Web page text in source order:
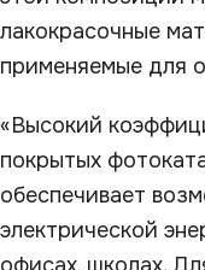
лакокрасочные
применяемые для
«Высокий
покрытых
обеспечивает
электрической